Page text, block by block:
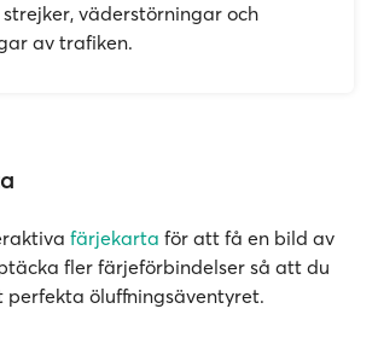
väderstörningar och
av trafiken.
färjekarta för att få en bild av
fler färjeförbindelser så att du
perfekta öluffningsäventyret.